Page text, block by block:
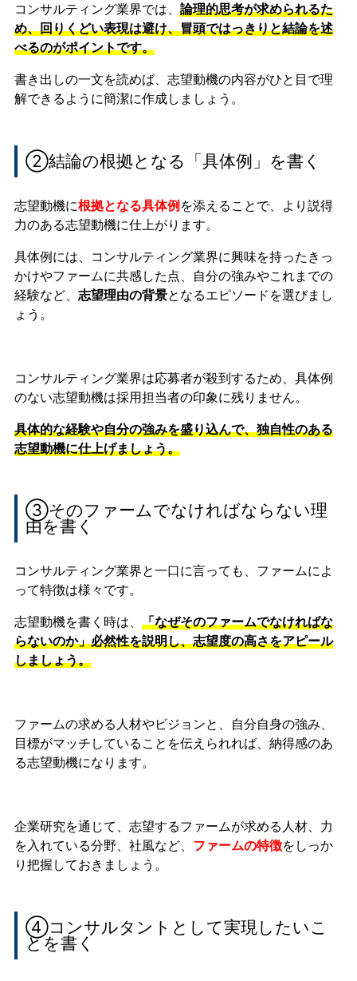
コンサルティング業界では、 論理的思考が求められるた
め、回りくどい表現は避け、冒頭ではっきりと結論を述
べるのがポイントです。
書き出しの一文を読めば、志望動機の内容がひと目で理
解できるように簡潔に作成しましょう。
②結論の根拠となる「具体例」を書く
志望動機に根拠となる具体例 を添えることで、より説得
力のある志望動機に仕上がります。
具体例には、コンサルティング業界に興味を持ったきっ
かけやファームに共感した点、自分の強みやこれまでの
経験など、 志望理由の背景となるエピソードを選びまし
ょう。
コンサルティング業界は応募者が殺到するため、具体例
のない志望動機は採用担当者の印象に残りません。
具体的な経験や自分の強みを盛り込んで、独自性のある
志望動機に仕上げましょう。
③そのファームでなければならない理
由を書く
コンサルティング業界と一口に言っても、ファームによ
って特徴は様々です。
志望動機を書く時は、 「なぜそのファームでなければな
らないのか」必然性を説明し、志望度の高さをアピール
しましょう。
ファームの求める人材やビジョンと、自分自身の強み、
目標がマッチしていることを伝えられれば、納得感のあ
る志望動機になります。
企業研究を通じて、志望するファームが求める人材、力
を入れている分野、社風など、 ファームの特徴をしっか
り把握しておきましょう。
④コンサルタントとして実現したいこ
とを書く